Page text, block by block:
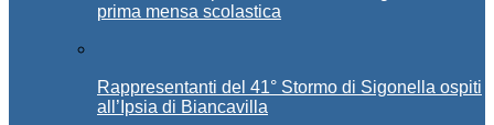
prima mensa scolastica
Rappresentanti del 41° Stormo di Sigonella ospiti
all’Ipsia di Biancavilla